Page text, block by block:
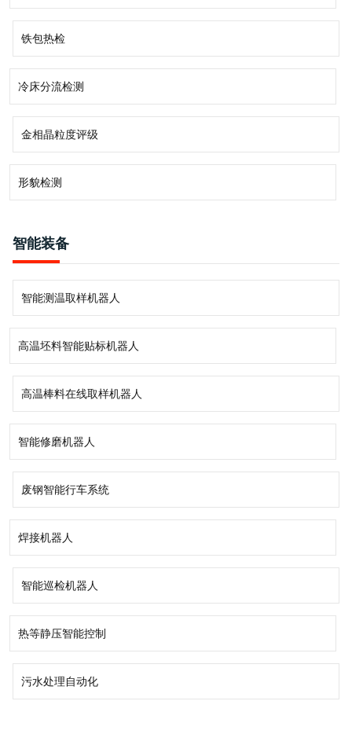
铁包热检
冷床分流检测
金相晶粒度评级
形貌检测
智能装备
智能测温取样机器人
高温坯料智能贴标机器人
高温棒料在线取样机器人
智能修磨机器人
废钢智能行车系统
焊接机器人
智能巡检机器人
热等静压智能控制
污水处理自动化